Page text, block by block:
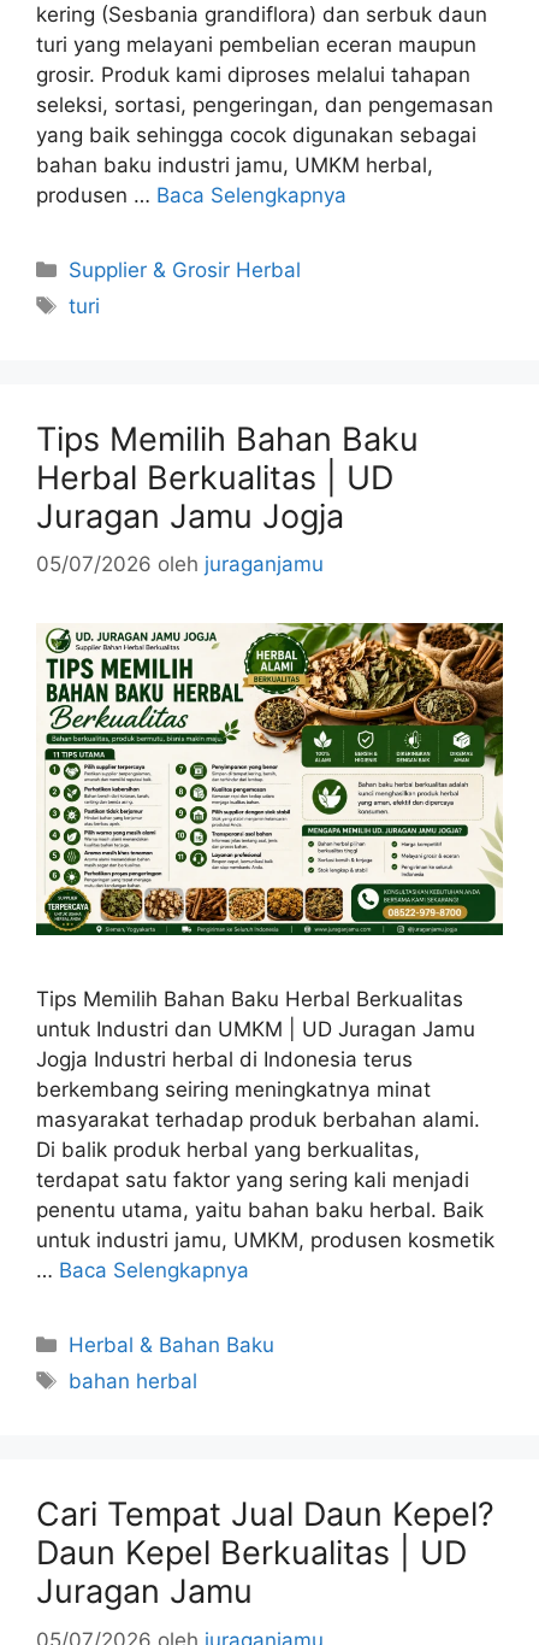
kering (Sesbania grandiflora) dan serbuk daun
turi yang melayani pembelian eceran maupun
grosir. Produk kami diproses melalui tahapan
seleksi, sortasi, pengeringan, dan pengemasan
yang baik sehingga cocok digunakan sebagai
bahan baku industri jamu, UMKM herbal,
produsen … Baca Selengkapnya
Kategori
Supplier & Grosir Herbal
Tag
turi
Tips Memilih Bahan Baku
Herbal Berkualitas | UD
Juragan Jamu Jogja
05/07/2026 oleh juraganjamu
Tips Memilih Bahan Baku Herbal Berkualitas
untuk Industri dan UMKM | UD Juragan Jamu
Jogja Industri herbal di Indonesia terus
berkembang seiring meningkatnya minat
masyarakat terhadap produk berbahan alami.
Di balik produk herbal yang berkualitas,
terdapat satu faktor yang sering kali menjadi
penentu utama, yaitu bahan baku herbal. Baik
untuk industri jamu, UMKM, produsen kosmetik
… Baca Selengkapnya
Kategori
Herbal & Bahan Baku
Tag
bahan herbal
Cari Tempat Jual Daun Kepel?
Daun Kepel Berkualitas | UD
Juragan Jamu
05/07/2026 oleh juraganjamu